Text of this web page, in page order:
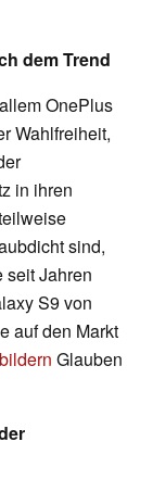
dem Trend
OnePlus
Wahlfreiheit,
in ihren
sind,
seit Jahren
S9 von
auf den Markt
Glauben